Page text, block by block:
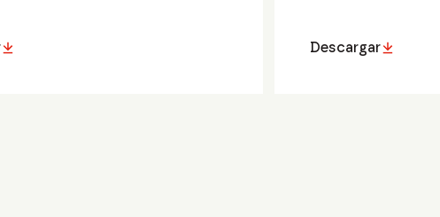
Descargar